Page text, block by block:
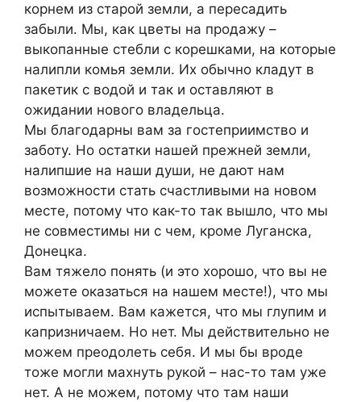
корнем из старой земли, а пересадить
забыли. Мы, как цветы на продажу –
выкопанные стебли с корешками, на которые
налипли комья земли. Их обычно кладут в
пакетик с водой и так и оставляют в
ожидании нового владельца.
Мы благодарны вам за гостеприимство и
заботу. Но остатки нашей прежней земли,
налипшие на наши души, не дают нам
возможности стать счастливыми на новом
месте, потому что как-то так вышло, что мы
не совместимы ни с чем, кроме Луганска,
Донецка.
Вам тяжело понять (и это хорошо, что вы не
можете оказаться на нашем месте!), что мы
испытываем. Вам кажется, что мы глупим и
капризничаем. Но нет. Мы действительно не
можем преодолеть себя. И мы бы вроде
тоже могли махнуть рукой – нас-то там уже
нет. А не можем, потому что там наши